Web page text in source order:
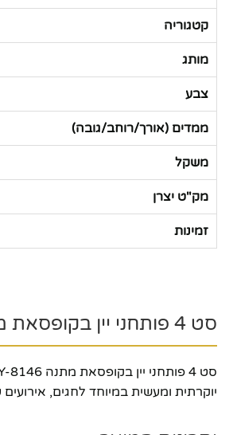
קטגוריה
מותג
צבע
ממדים (אורך/רוחב/גובה)
משקל
מק"ט יצרן
זמינות
סט 4 פותחני יין בקופסאת מתנה מעוצבת – המתנה המושלמת לאוהבי יין
יוקרתית ומעשית במיוחד לחגים,